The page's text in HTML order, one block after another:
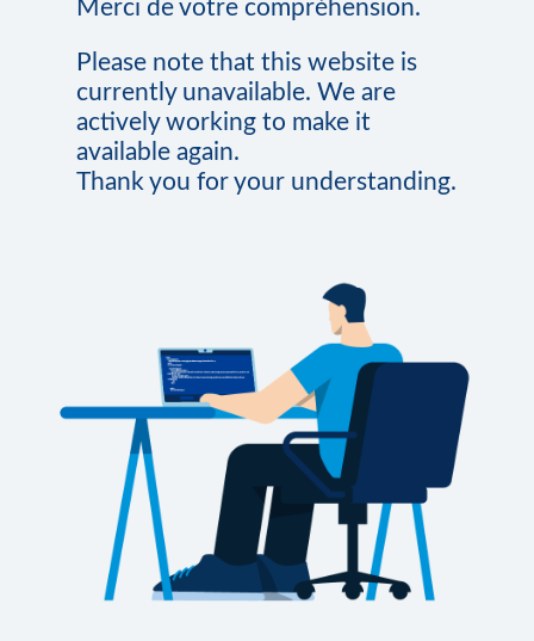
Merci de votre compréhension.
Please note that this website is
currently unavailable. We are
actively working to make it
available again.
Thank you for your understanding.